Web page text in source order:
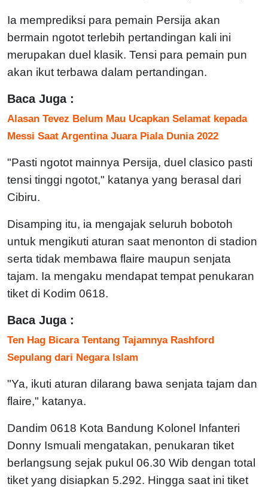
Ia memprediksi para pemain Persija akan
bermain ngotot terlebih pertandingan kali ini
merupakan duel klasik. Tensi para pemain pun
akan ikut terbawa dalam pertandingan.
Baca Juga :
Alasan Tevez Belum Mau Ucapkan Selamat kepada
Messi Saat Argentina Juara Piala Dunia 2022
"Pasti ngotot mainnya Persija, duel clasico pasti
tensi tinggi ngotot," katanya yang berasal dari
Cibiru.
Disamping itu, ia mengajak seluruh bobotoh
untuk mengikuti aturan saat menonton di stadion
serta tidak membawa flaire maupun senjata
tajam. Ia mengaku mendapat tempat penukaran
tiket di Kodim 0618.
Baca Juga :
Ten Hag Bicara Tentang Tajamnya Rashford
Sepulang dari Negara Islam
"Ya, ikuti aturan dilarang bawa senjata tajam dan
flaire," katanya.
Dandim 0618 Kota Bandung Kolonel Infanteri
Donny Ismuali mengatakan, penukaran tiket
berlangsung sejak pukul 06.30 Wib dengan total
tiket yang disiapkan 5.292. Hingga saat ini tiket